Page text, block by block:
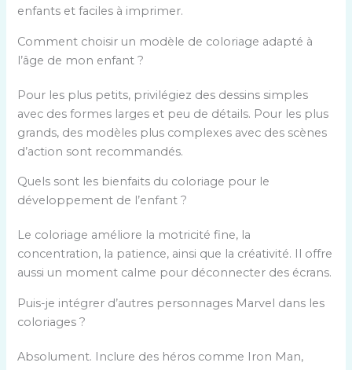
enfants et faciles à imprimer.
Comment choisir un modèle de coloriage adapté à
l’âge de mon enfant ?
Pour les plus petits, privilégiez des dessins simples
avec des formes larges et peu de détails. Pour les plus
grands, des modèles plus complexes avec des scènes
d’action sont recommandés.
Quels sont les bienfaits du coloriage pour le
développement de l’enfant ?
Le coloriage améliore la motricité fine, la
concentration, la patience, ainsi que la créativité. Il offre
aussi un moment calme pour déconnecter des écrans.
Puis-je intégrer d’autres personnages Marvel dans les
coloriages ?
Absolument. Inclure des héros comme Iron Man,